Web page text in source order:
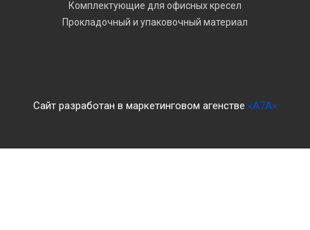
Сайт разработан в маркетинговом агенстве «A7A»
Комплектующие для офисных кресел
Прокладочный и упаковочный материал